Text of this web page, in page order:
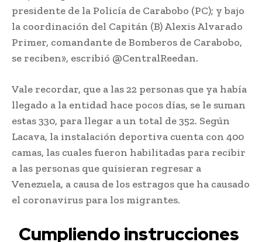
presidente de la Policía de Carabobo (PC); y bajo
la coordinación del Capitán (B) Alexis Alvarado
Primer, comandante de Bomberos de Carabobo,
se reciben», escribió @CentralReedan.
Vale recordar, que a las 22 personas que ya había
llegado a la entidad hace pocos días, se le suman
estas 330, para llegar a un total de 352. Según
Lacava, la instalación deportiva cuenta con 400
camas, las cuales fueron habilitadas para recibir
a las personas que quisieran regresar a
Venezuela, a causa de los estragos que ha causado
el coronavirus para los migrantes.
Cumpliendo instrucciones